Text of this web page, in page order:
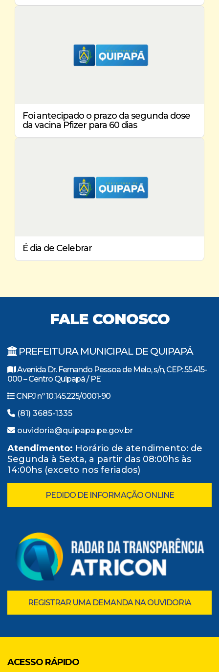
Foi antecipado o prazo da segunda dose
da vacina Pfizer para 60 dias
É dia de Celebrar
FALE CONOSCO
PREFEITURA MUNICIPAL DE QUIPAPÁ
Avenida Dr. Fernando Pessoa de Melo, s/n, CEP: 55.415-
000 – Centro Quipapá / PE
CNPJ nº 10.145.225/0001-90
(81) 3685-1335
ouvidoria@quipapa.pe.gov.br
Atendimento: Horário de atendimento: de
Segunda à Sexta, a partir das 08:00hs às
14:00hs (exceto nos feriados)
PEDIDO DE INFORMAÇÃO ONLINE
REGISTRAR UMA DEMANDA NA OUVIDORIA
ACESSO RÁPIDO